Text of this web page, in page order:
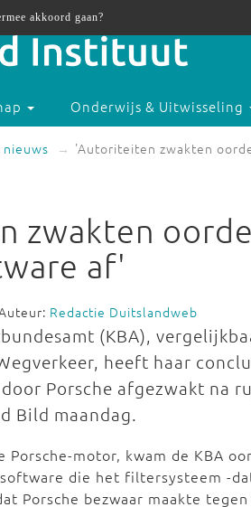
Onderwijs & Uitwisseling
nieuws 'Autoriteiten zwakten
zwakten
af'
Redactie Duitslandweb
(KBA),
heeft haar
Porsche afgezwakt na
Bild maandag.
Porsche-motor, kwam de KBA
die het filtersysteem -
Porsche bezwaar maakte
akkoord gaan?